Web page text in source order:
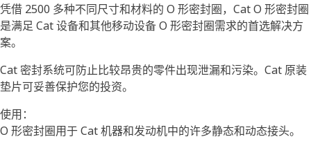
凭借 2500 多种不同尺寸和材料的 O 形密封圈，Cat O 形密封圈
是满足 Cat 设备和其他移动设备 O 形密封圈需求的首选解决方
案。
Cat 密封系统可防止比较昂贵的零件出现泄漏和污染。Cat 原装
垫片可妥善保护您的投资。
使用：
O 形密封圈用于 Cat 机器和发动机中的许多静态和动态接头。